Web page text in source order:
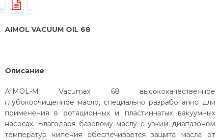
AIMOL VACUUM OIL 68
Описание
AIMOL-M Vacumax 68 высококачественное
глубокоочищенное масло, специально разработанно для
применения в ротационных и пластинчатых вакуумных
насосах. Благодаря базовому маслу с узким диапазоном
температур кипения обеспечивается защита масла от